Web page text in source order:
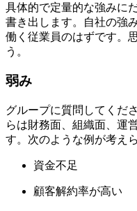
具体的で定量的な強みに
書き出します。自社の強
働く従業員のはずです。
う。
弱み
グループに質問してくだ
らは財務面、組織面、運
す。次のような例が考え
資金不足
顧客解約率が高い